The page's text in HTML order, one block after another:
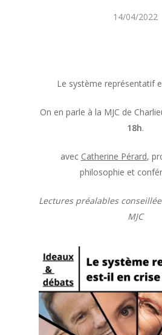
14/04/2022
Le système représentatif
On en parle à la MJC de
18h.
avec Catherine Pérard,
philosophie et
Lectures préalables
MJC